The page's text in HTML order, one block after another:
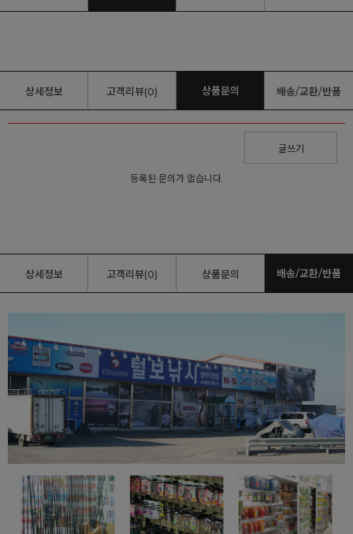
상세정보 고객리뷰(0) 상품문의 배송/교환/반품
글쓰기
등록된 문의가 없습니다.
상세정보 고객리뷰(0) 상품문의 배송/교환/반품